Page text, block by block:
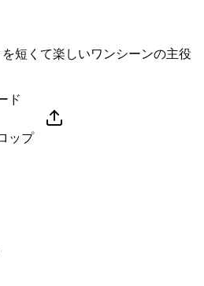
を短くて楽しいワンシーンの主役
ド
ップ